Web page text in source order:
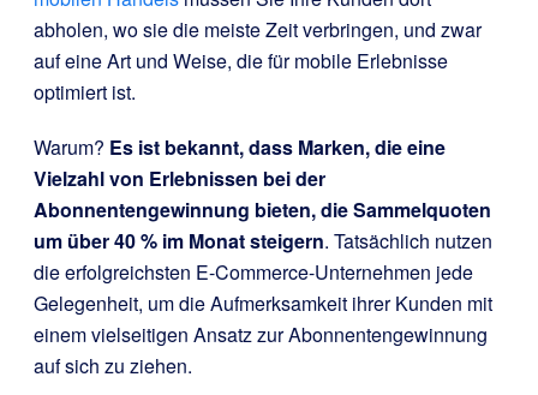
abholen, wo sie die meiste Zeit verbringen, und zwar
auf eine Art und Weise, die für mobile Erlebnisse
optimiert ist.
Warum? Es ist bekannt, dass Marken, die eine
Vielzahl von Erlebnissen bei der
Abonnentengewinnung bieten, die Sammelquoten
um über 40 % im Monat steigern. Tatsächlich nutzen
die erfolgreichsten E-Commerce-Unternehmen jede
Gelegenheit, um die Aufmerksamkeit ihrer Kunden mit
einem vielseitigen Ansatz zur Abonnentengewinnung
auf sich zu ziehen.